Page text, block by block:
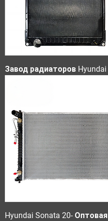
Завод радиаторов Hyundai
Hyundai Sonata 20- Оптовая